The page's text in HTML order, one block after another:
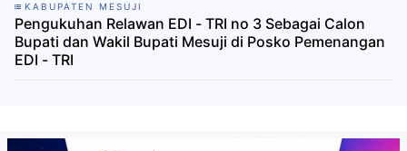
KABUPATEN MESUJI
Pengukuhan Relawan EDI - TRI no 3 Sebagai Calon
Bupati dan Wakil Bupati Mesuji di Posko Pemenangan
EDI - TRI